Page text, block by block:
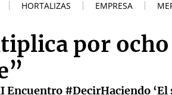
HORTALIZAS EMPRESA
por
Encuentro #DecirHaciendo